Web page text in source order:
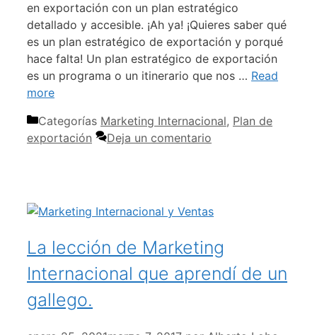
en exportación con un plan estratégico
detallado y accesible. ¡Ah ya! ¡Quieres saber qué
es un plan estratégico de exportación y porqué
hace falta! Un plan estratégico de exportación
es un programa o un itinerario que nos … Read
more
Categorías Marketing Internacional, Plan de
exportación
Deja un comentario
La lección de Marketing
Internacional que aprendí de un
gallego.